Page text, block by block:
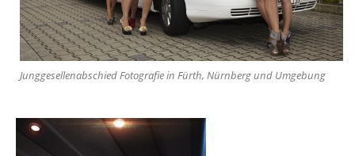
Junggesellenabschied Fotografie in Fürth, Nürnberg und Umgebung